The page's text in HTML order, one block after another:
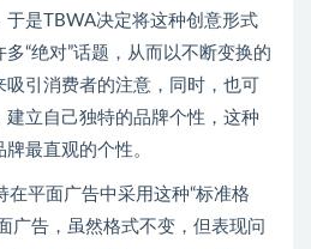
于是TBWA决定将这种创意形式
“绝对”话题，从而以不断变换的
引消费者的注意，同时，也可
建立自己独特的品牌个性，这种
最直观的个性。
平面广告中采用这种“标准格
广告，虽然格式不变，但表现问